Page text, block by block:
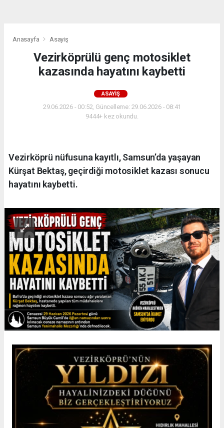
Anasayfa Asayiş
Vezirköprülü genç motosiklet
kazasında hayatını kaybetti
ASAYIŞ
29.06.2026 - 00:52, Güncelleme: 29.06.2026 - 08:41
9444+ kez okundu.
Vezirköprü nüfusuna kayıtlı, Samsun’da yaşayan
Kürşat Bektaş, geçirdiği motosiklet kazası sonucu
hayatını kaybetti.